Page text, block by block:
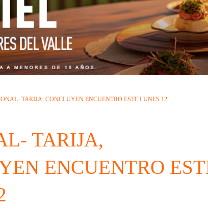
TARIJA, CONCLUYEN ENCUENTRO ESTE LUNES 12
TARIJA,
ENCUENTRO